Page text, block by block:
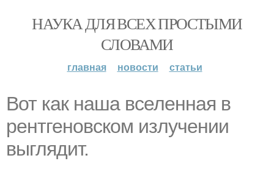
НАУКА ДЛЯ ВСЕХ ПРОСТЫМИ
СЛОВАМИ
главная новости статьи
Вот как наша вселенная в
рентгеновском излучении
выглядит.